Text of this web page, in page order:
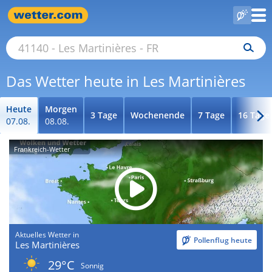
Das Wetter heute in Les Martinières
Heute
07.08.
Morgen
08.08.
3 Tage Wochenende 7 Tage 16 Tage
Frankreich-Wetter
Aktuelles Wetter in
Les Martinières Pollenflug heute
29°C
Sonnig